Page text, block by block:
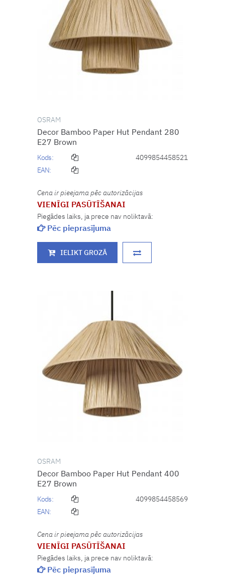
OSRAM
Decor Bamboo Paper Hut Pendant 280
E27 Brown
Kods:
4099854458521
EAN:
Cena ir pieejama pēc autorizācijas
VIENĪGI PASŪTĪŠANAI
Piegādes laiks, ja prece nav noliktavā:
Pēc pieprasījuma
IELIKT GROZĀ
OSRAM
Decor Bamboo Paper Hut Pendant 400
E27 Brown
Kods:
4099854458569
EAN:
Cena ir pieejama pēc autorizācijas
VIENĪGI PASŪTĪŠANAI
Piegādes laiks, ja prece nav noliktavā:
Pēc pieprasījuma